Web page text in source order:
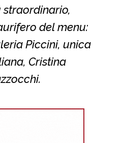
del menu:
Piccini, unica
Cristina